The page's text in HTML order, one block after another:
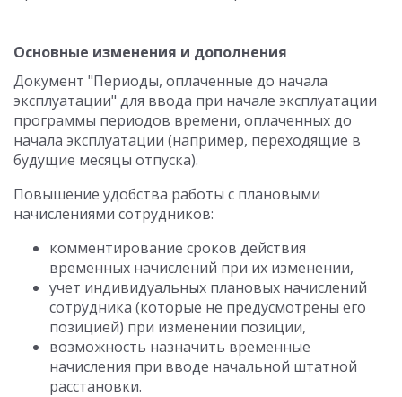
Основные изменения и дополнения
Документ "Периоды, оплаченные до начала
эксплуатации" для ввода при начале эксплуатации
программы периодов времени, оплаченных до
начала эксплуатации (например, переходящие в
будущие месяцы отпуска).
Повышение удобства работы с плановыми
начислениями сотрудников:
комментирование сроков действия
временных начислений при их изменении,
учет индивидуальных плановых начислений
сотрудника (которые не предусмотрены его
позицией) при изменении позиции,
возможность назначить временные
начисления при вводе начальной штатной
расстановки.